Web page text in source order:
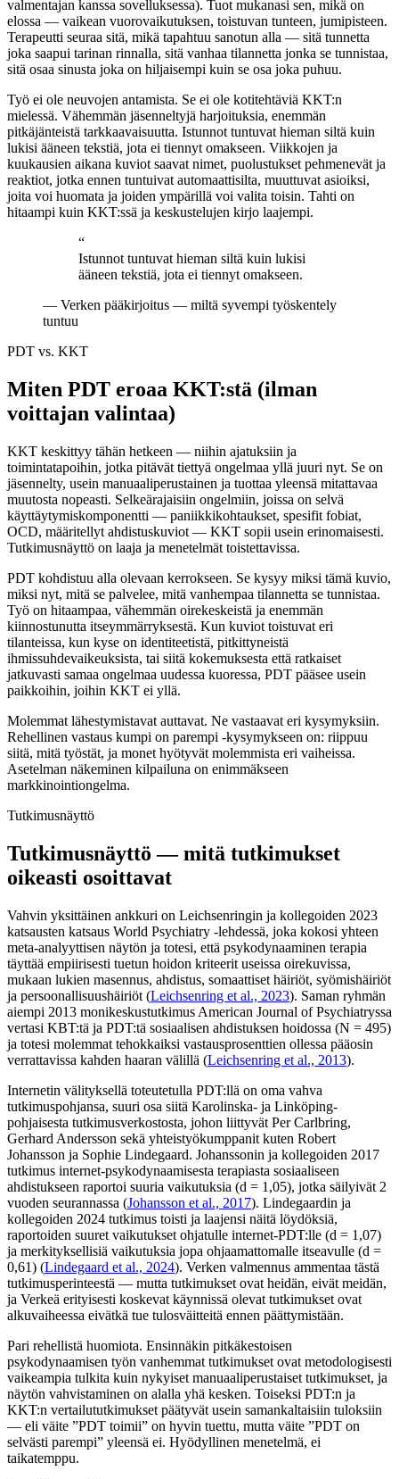
valmentajan kanssa sovelluksessa). Tuot mukanasi sen, mikä on
elossa — vaikean vuorovaikutuksen, toistuvan tunteen, jumipisteen.
Terapeutti seuraa sitä, mikä tapahtuu sanotun alla — sitä tunnetta
joka saapui tarinan rinnalla, sitä vanhaa tilannetta jonka se tunnistaa,
sitä osaa sinusta joka on hiljaisempi kuin se osa joka puhuu.
Työ ei ole neuvojen antamista. Se ei ole kotitehtäviä KKT:n
mielessä. Vähemmän jäsenneltyjä harjoituksia, enemmän
pitkäjänteistä tarkkaavaisuutta. Istunnot tuntuvat hieman siltä kuin
lukisi ääneen tekstiä, jota ei tiennyt omakseen. Viikkojen ja
kuukausien aikana kuviot saavat nimet, puolustukset pehmenevät ja
reaktiot, jotka ennen tuntuivat automaattisilta, muuttuvat asioiksi,
joita voi huomata ja joiden ympärillä voi valita toisin. Tahti on
hitaampi kuin KKT:ssä ja keskustelujen kirjo laajempi.
“
Istunnot tuntuvat hieman siltä kuin lukisi
ääneen tekstiä, jota ei tiennyt omakseen.
— Verken pääkirjoitus — miltä syvempi työskentely
tuntuu
PDT vs. KKT
Miten PDT eroaa KKT:stä (ilman
voittajan valintaa)
KKT keskittyy tähän hetkeen — niihin ajatuksiin ja
toimintatapoihin, jotka pitävät tiettyä ongelmaa yllä juuri nyt. Se on
jäsennelty, usein manuaaliperustainen ja tuottaa yleensä mitattavaa
muutosta nopeasti. Selkeärajaisiin ongelmiin, joissa on selvä
käyttäytymiskomponentti — paniikkikohtaukset, spesifit fobiat,
OCD, määritellyt ahdistuskuviot — KKT sopii usein erinomaisesti.
Tutkimusnäyttö on laaja ja menetelmät toistettavissa.
PDT kohdistuu alla olevaan kerrokseen. Se kysyy miksi tämä kuvio,
miksi nyt, mitä se palvelee, mitä vanhempaa tilannetta se tunnistaa.
Työ on hitaampaa, vähemmän oirekeskeistä ja enemmän
kiinnostunutta itseymmärryksestä. Kun kuviot toistuvat eri
tilanteissa, kun kyse on identiteetistä, pitkittyneistä
ihmissuhdevaikeuksista, tai siitä kokemuksesta että ratkaiset
jatkuvasti samaa ongelmaa uudessa kuoressa, PDT pääsee usein
paikkoihin, joihin KKT ei yllä.
Molemmat lähestymistavat auttavat. Ne vastaavat eri kysymyksiin.
Rehellinen vastaus kumpi on parempi -kysymykseen on: riippuu
siitä, mitä työstät, ja monet hyötyvät molemmista eri vaiheissa.
Asetelman näkeminen kilpailuna on enimmäkseen
markkinointiongelma.
Tutkimusnäyttö
Tutkimusnäyttö — mitä tutkimukset
oikeasti osoittavat
Vahvin yksittäinen ankkuri on Leichsenringin ja kollegoiden 2023
katsausten katsaus World Psychiatry -lehdessä, joka kokosi yhteen
meta-analyyttisen näytön ja totesi, että psykodynaaminen terapia
täyttää empiirisesti tuetun hoidon kriteerit useissa oirekuvissa,
mukaan lukien masennus, ahdistus, somaattiset häiriöt, syömishäiriöt
ja persoonallisuushäiriöt (Leichsenring et al., 2023). Saman ryhmän
aiempi 2013 monikeskustutkimus American Journal of Psychiatryssa
vertasi KBT:tä ja PDT:tä sosiaalisen ahdistuksen hoidossa (N = 495)
ja totesi molemmat tehokkaiksi vastausprosenttien ollessa pääosin
verrattavissa kahden haaran välillä (Leichsenring et al., 2013).
Internetin välityksellä toteutetulla PDT:llä on oma vahva
tutkimuspohjansa, suuri osa siitä Karolinska- ja Linköping-
pohjaisesta tutkimusverkostosta, johon liittyvät Per Carlbring,
Gerhard Andersson sekä yhteistyökumppanit kuten Robert
Johansson ja Sophie Lindegaard. Johanssonin ja kollegoiden 2017
tutkimus internet-psykodynaamisesta terapiasta sosiaaliseen
ahdistukseen raportoi suuria vaikutuksia (d = 1,05), jotka säilyivät 2
vuoden seurannassa (Johansson et al., 2017). Lindegaardin ja
kollegoiden 2024 tutkimus toisti ja laajensi näitä löydöksiä,
raportoiden suuret vaikutukset ohjatulle internet-PDT:lle (d = 1,07)
ja merkityksellisiä vaikutuksia jopa ohjaamattomalle itseavulle (d =
0,61) (Lindegaard et al., 2024). Verken valmennus ammentaa tästä
tutkimusperinteestä — mutta tutkimukset ovat heidän, eivät meidän,
ja Verkeä erityisesti koskevat käynnissä olevat tutkimukset ovat
alkuvaiheessa eivätkä tue tulosväitteitä ennen päättymistään.
Pari rehellistä huomiota. Ensinnäkin pitkäkestoisen
psykodynaamisen työn vanhemmat tutkimukset ovat metodologisesti
vaikeampia tulkita kuin nykyiset manuaaliperustaiset tutkimukset, ja
näytön vahvistaminen on alalla yhä kesken. Toiseksi PDT:n ja
KKT:n vertailututkimukset päätyvät usein samankaltaisiin tuloksiin
— eli väite ”PDT toimii” on hyvin tuettu, mutta väite ”PDT on
selvästi parempi” yleensä ei. Hyödyllinen menetelmä, ei
taikatemppu.